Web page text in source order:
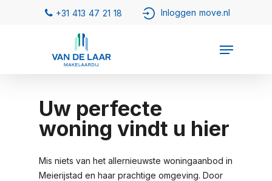
Uw perfecte
woning vindt u hier
Mis niets van het allernieuwste woningaanbod in
Meierijstad en haar prachtige omgeving. Door